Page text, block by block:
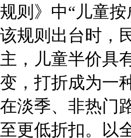
规则》中“儿童
该规则出台时，
主，儿童半价具
变，打折成为一
在淡季、非热门
至更低折扣。以